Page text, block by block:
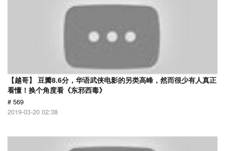
【越哥】 豆瓣8.6分，华语武侠电影的另类高峰，然而很少有人真正
看懂！换个角度看《东邪西毒》
# 569
2019-03-20 02:38